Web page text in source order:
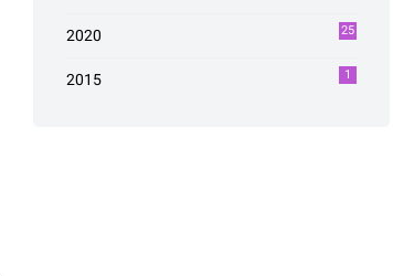
2020 25
2015 1